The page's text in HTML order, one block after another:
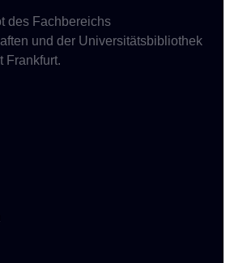
des Fachbereichs
und der Universitätsbibliothek
Frankfurt.